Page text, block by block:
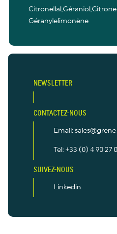
Géranylelimonène
NEWSLETTER
CONTACTEZ-NOUS
Email:
Tel: +33 (0) 4 90 27
SUIVEZ-NOUS
Linkedin